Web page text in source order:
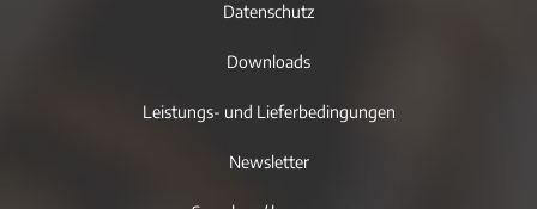
Datenschutz
Downloads
Leistungs- und Lieferbedingungen
Newsletter